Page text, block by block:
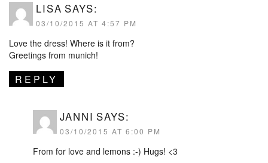
LISA SAYS:
03/10/2015 AT 4:57 PM
Love the dress! Where is it from?
Greetings from munich!
REPLY
JANNI SAYS:
03/10/2015 AT 6:00 PM
From for love and lemons :-) Hugs! <3